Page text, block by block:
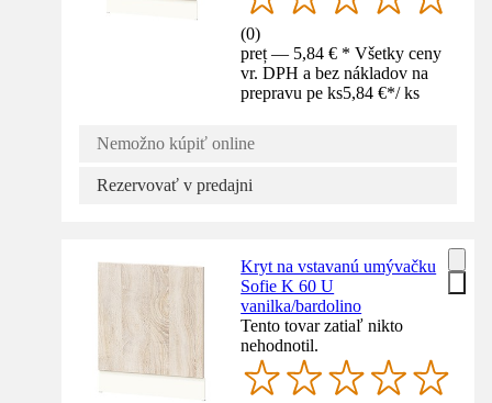
(0)
preț — 5,84 € * Všetky ceny
vr. DPH a bez nákladov na
prepravu pe ks5,84 €*/ ks
Nemožno kúpiť online
Rezervovať v predajni
Kryt na vstavanú umývačku
Sofie K 60 U
vanilka/bardolino
Tento tovar zatiaľ nikto
nehodnotil.